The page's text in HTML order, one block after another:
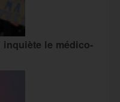
inquiète le médico-